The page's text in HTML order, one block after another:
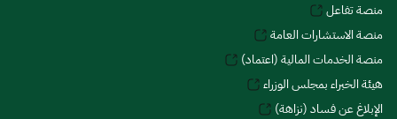
منصة تفاعل
منصة الاستشارات العامة
منصة الخدمات المالية (اعتماد)
هيئة الخبراء بمجلس الوزراء
الإبلاغ عن فساد (نزاهة)